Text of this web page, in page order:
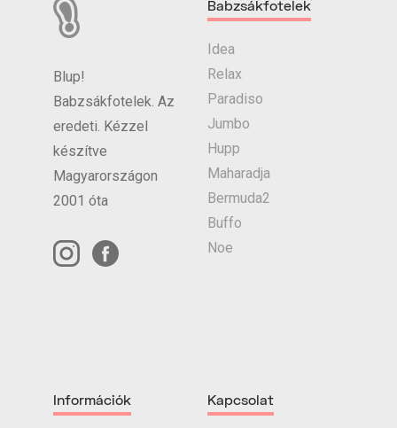
Blup!
Babzsákfotelek. Az
eredeti. Kézzel
készítve
Magyarországon
2001 óta
Babzsákfotelek
Idea
Relax
Paradiso
Jumbo
Hupp
Maharadja
Bermuda2
Buffo
Noe
Információk Kapcsolat